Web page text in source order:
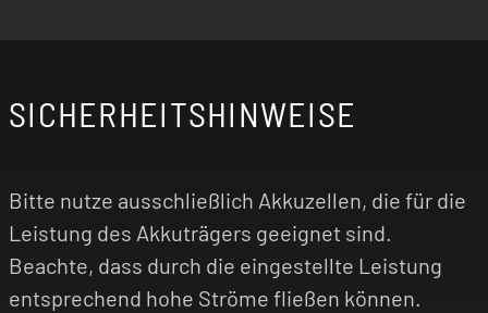
SICHERHEITSHINWEISE
Bitte nutze ausschließlich Akkuzellen, die für die
Leistung des Akkuträgers geeignet sind.
Beachte, dass durch die eingestellte Leistung
entsprechend hohe Ströme fließen können.